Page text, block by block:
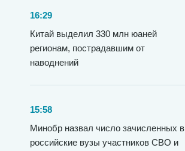
16:29
Китай выделил 330 млн юаней
регионам, пострадавшим от
наводнений
15:58
Минобр назвал число зачисленных в
российские вузы участников СВО и